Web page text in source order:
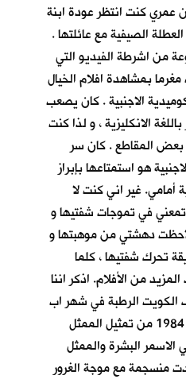
كنت انتظر عودة ابنة
الصيفية مع عائلتها .
من اشرطة الفيديو التي
بمشاهدة افلام الخيال
الاجنبية . كان يصعب
الانكليزية ، و لذا كنت
بعض المقاطع . كان سر
هو استمتاعها بإبراز
أمامي. غير اني كنت لا
في تموجات شفتيها و
لاحظت دهشتي من موهبتها و
تحرك شفتيها ، كلما
من الأفلام. اذكر اننا
الكويت الرطبة في شهر اب
فلما كوميديا تم انتاجه عام 1984 من تمثيل الممثل
البشرة والممثل
منسجمة مع موجة الغرور